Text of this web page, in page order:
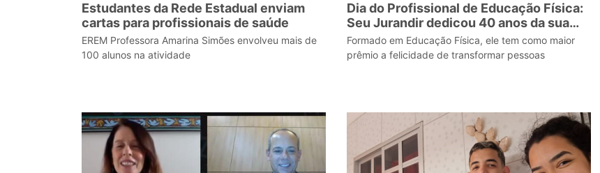
Estudantes da Rede Estadual enviam
cartas para profissionais de saúde
EREM Professora Amarina Simões envolveu mais de
100 alunos na atividade
Dia do Profissional de Educação Física:
Seu Jurandir dedicou 40 anos da sua
vida ao esporte
Formado em Educação Física, ele tem como maior
prêmio a felicidade de transformar pessoas